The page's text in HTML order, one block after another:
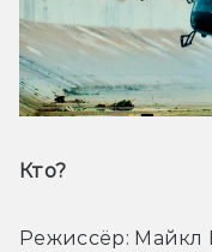
Кто?
Режиссёр: Майкл